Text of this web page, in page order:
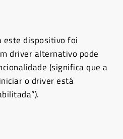
este dispositivo foi
driver alternativo pode
(significa que a
o driver está